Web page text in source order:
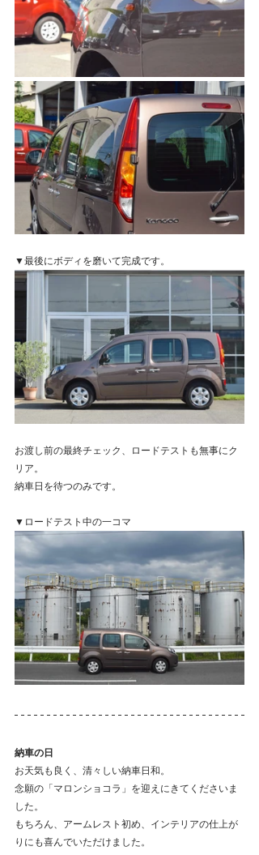
▼最後にボディを磨いて完成です。
お渡し前の最終チェック、ロードテストも無事にク
リア。
納車日を待つのみです。
▼ロードテスト中の一コマ
納車の日
お天気も良く、清々しい納車日和。
念願の「マロンショコラ」を迎えにきてくださいま
した。
もちろん、アームレスト初め、インテリアの仕上が
りにも喜んでいただけました。